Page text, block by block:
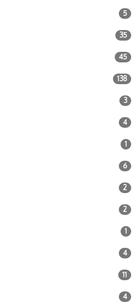
5
35
45
138
3
4
1
6
2
2
1
4
11
4